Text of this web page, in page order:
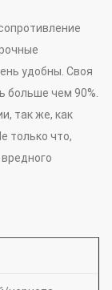
удобны. Своя
больше чем 90%.
так же, как
только что,